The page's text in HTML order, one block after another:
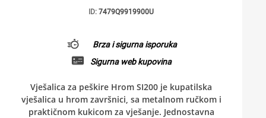
ID: 7479Q9919900U
Brza i sigurna isporuka
Sigurna web kupovina
Vješalica za peškire Hrom SI200 je kupatilska
vješalica u hrom završnici, sa metalnom ručkom i
praktičnom kukicom za vješanje. Jednostavna